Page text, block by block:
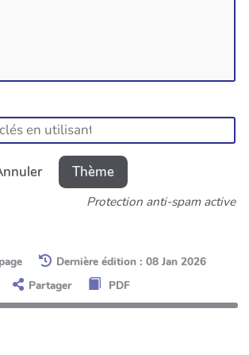
Thème
Protection anti-spam active
Dernière édition : 08 Jan 2026
Partager
PDF